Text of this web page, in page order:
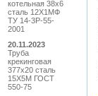
котельная 38x6
сталь 12Х1МФ
ТУ 14-3Р-55-
2001
20.11.2023
Труба
крекинговая
377x20 сталь
15Х5М ГОСТ
550-75